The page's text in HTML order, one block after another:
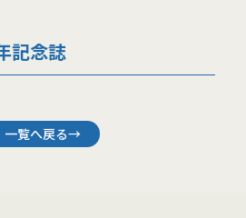
記念誌
一覧へ戻る→